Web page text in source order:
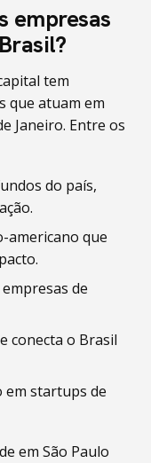
empresas
tem
que atuam em
Janeiro. Entre os
do país,
americano que
de
conecta o Brasil
em startups de
em São Paulo